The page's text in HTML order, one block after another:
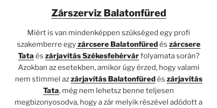
Zárszerviz Balatonfüred
Miért is van mindenképpen szükséged egy profi
szakemberre egyzárcsere Balatonfüred és zárcsere
Tata és zárjavítás Székesfehérvárfolyamata során?
Azokban az esetekben, amikor úgy érzed, hogy valami
nem stimmel azzárjavítás Balatonfüred és zárjavítás
Tata, még nem lehetsz benne teljesen
megbizonyosodva, hogy a zár melyik részével adódott a